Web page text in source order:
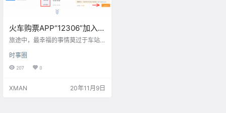
火车购票APP“12306”加入
“外卖”功能！
旅途中，最幸福的事情莫过于车站
大多数旅客的现状是，怕赶不上车
就空着肚子进车站，发现还有空余
日，铁路12306官方发布消息称，
时事圈
207 0
XMAN 20年11月9日